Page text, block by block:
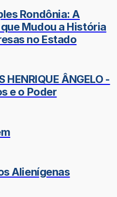
Rondônia: A
Mudou a História
no Estado
HENRIQUE ÂNGELO -
e o Poder
Alienígenas